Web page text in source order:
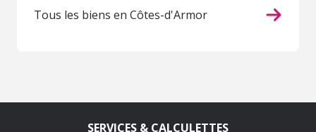
Tous les biens en Côtes-d'Armor
SERVICES & CALCULETTES